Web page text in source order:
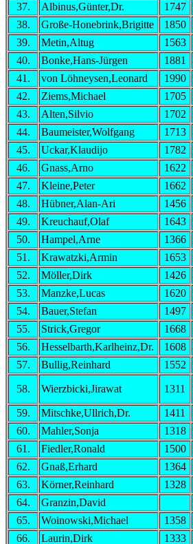
37.
Albinus,Günter,Dr. 1747
38.
Große-Honebrink,Brigitte 1850
39.
Metin,Altug 1563
40.
Bonke,Hans-Jürgen 1881
41.
von Löhneysen,Leonard 1990
42.
Ziems,Michael 1705
43.
Alten,Silvio 1702
44.
Baumeister,Wolfgang 1713
45.
Uckar,Klaudijo 1782
46.
Gnass,Arno 1622
47.
Kleine,Peter 1662
48.
Hübner,Alan-Ari 1456
49.
Kreuchauf,Olaf 1643
50.
Hampel,Arne 1366
51.
Krawatzki,Armin 1653
52.
Möller,Dirk 1426
53.
Manzke,Lucas 1620
54.
Bauer,Stefan 1497
55.
Strick,Gregor 1668
56.
Hesselbarth,Karlheinz,Dr. 1608
57.
Bullig,Reinhard 1552
58. Wierzbicki,Jirawat 1311
59. Mitschke,Ullrich,Dr. 1411
60.
Mahler,Sonja 1318
61.
Fiedler,Ronald 1500
62.
Gnaß,Erhard 1364
63.
Körner,Reinhard 1328
64.
Granzin,David
65.
Woinowski,Michael 1358
66.
Laurin,Dirk 1333